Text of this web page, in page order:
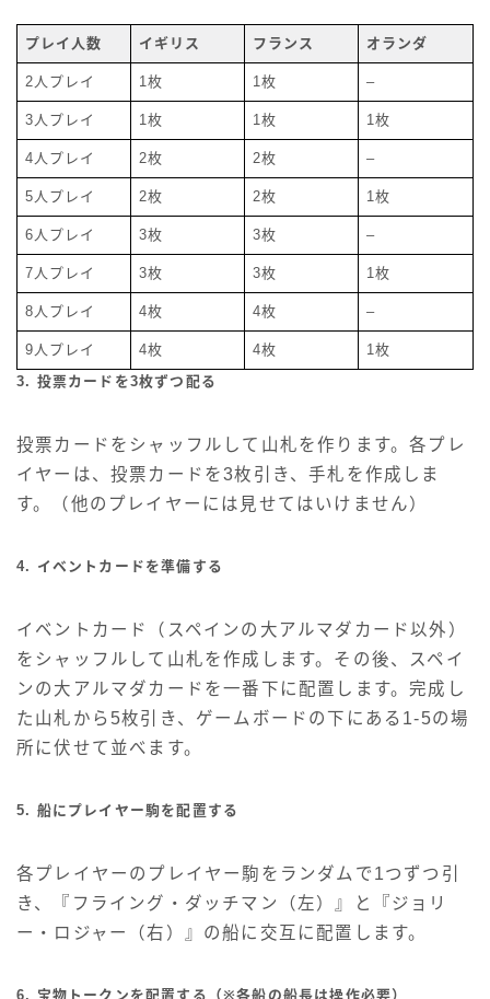
プレイ人数 イギリス フランス オランダ
2人プレイ 1枚 1枚 –
3人プレイ 1枚 1枚 1枚
4人プレイ 2枚 2枚 –
5人プレイ 2枚 2枚 1枚
6人プレイ 3枚 3枚 –
7人プレイ 3枚 3枚 1枚
8人プレイ 4枚 4枚 –
9人プレイ 4枚 4枚
1枚
3. 投票カードを3枚ずつ配る
投票カードをシャッフルして山札を作ります。各プレ
イヤーは、投票カードを3枚引き、手札を作成しま
す。（他のプレイヤーには見せてはいけません）
4. イベントカードを準備する
イベントカード（スペインの大アルマダカード以外）
をシャッフルして山札を作成します。その後、スペイ
ンの大アルマダカードを一番下に配置します。完成し
た山札から5枚引き、ゲームボードの下にある1-5の場
所に伏せて並べます。
5. 船にプレイヤー駒を配置する
各プレイヤーのプレイヤー駒をランダムで1つずつ引
き、『フライング・ダッチマン（左）』と『ジョリ
ー・ロジャー（右）』の船に交互に配置します。
6. 宝物トークンを配置する（※各船の船長は操作必要）